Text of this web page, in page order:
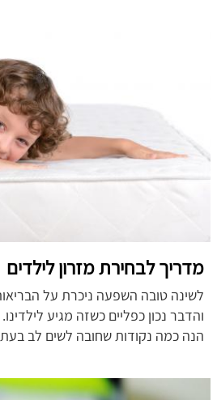
מדריך לבחירת מזרון לילדים
לשינה טובה השפעה ניכרת על
והדבר נכון כפליים כשזה מגיע
הנה כמה נקודות שחובה לשים לב בעת